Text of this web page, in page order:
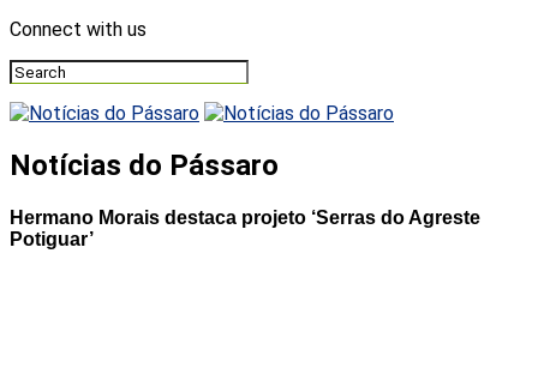
Connect with us
Notícias do Pássaro
Hermano Morais destaca projeto ‘Serras do Agreste
Potiguar’